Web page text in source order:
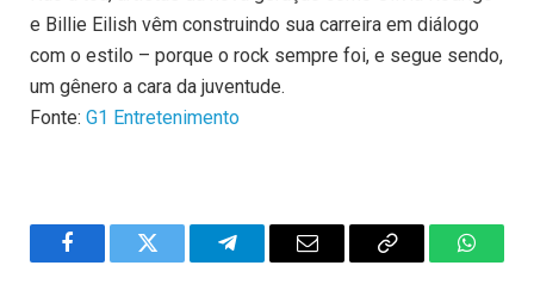
e Billie Eilish vêm construindo sua carreira em diálogo
com o estilo – porque o rock sempre foi, e segue sendo,
um gênero a cara da juventude.
Fonte: G1 Entretenimento
FacebookTwitter TelegramEmail
Copy